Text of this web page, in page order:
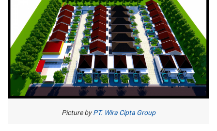
Picture byPT. Wira Cipta Group